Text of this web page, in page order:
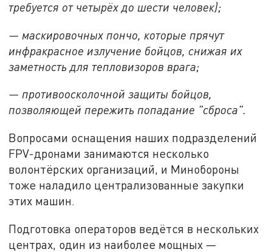
требуется от четырёх до шести человек);
— маскировочных пончо, которые прячут
инфракрасное излучение бойцов, снижая их
заметность для тепловизоров врага;
— противоосколочной защиты бойцов,
позволяющей пережить попадание "сброса".
Вопросами оснащения наших подразделений
FPV-дронами занимаются несколько
волонтёрских организаций, и Минобороны
тоже наладило централизованные закупки
этих машин.
Подготовка операторов ведётся в нескольких
центрах, один из наиболее мощных —